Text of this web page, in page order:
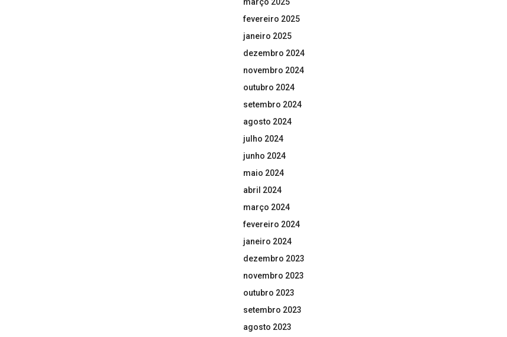
fevereiro 2025
janeiro 2025
dezembro 2024
novembro 2024
outubro 2024
setembro 2024
agosto 2024
julho 2024
junho 2024
maio 2024
abril 2024
março 2024
fevereiro 2024
janeiro 2024
dezembro 2023
novembro 2023
outubro 2023
setembro 2023
agosto 2023